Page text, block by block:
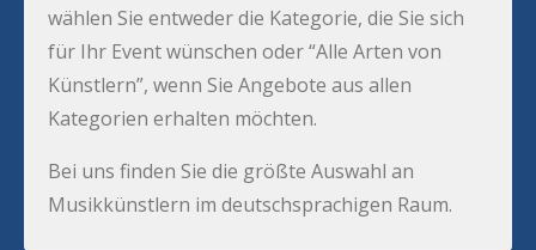
wählen Sie entweder die Kategorie, die Sie sich
für Ihr Event wünschen oder “Alle Arten von
Künstlern”, wenn Sie Angebote aus allen
Kategorien erhalten möchten.
Bei uns finden Sie die größte Auswahl an
Musikkünstlern im deutschsprachigen Raum.